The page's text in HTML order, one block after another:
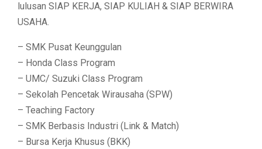
lulusan SIAP KERJA, SIAP KULIAH & SIAP BERWIRA
USAHA.
– SMK Pusat Keunggulan
– Honda Class Program
– UMC/ Suzuki Class Program
– Sekolah Pencetak Wirausaha (SPW)
– Teaching Factory
– SMK Berbasis Industri (Link & Match)
– Bursa Kerja Khusus (BKK)